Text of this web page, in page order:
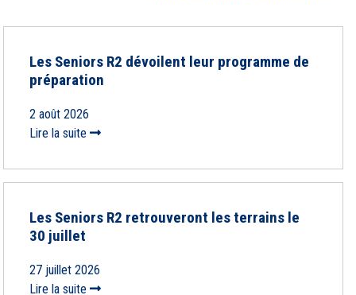
Les Seniors R2 dévoilent leur programme de
préparation
2 août 2026
Lire la suite
Les Seniors R2 retrouveront les terrains le
30 juillet
27 juillet 2026
Lire la suite